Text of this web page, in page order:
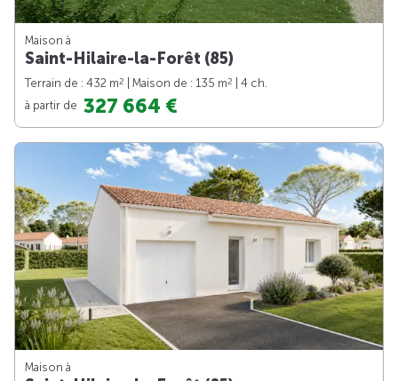
Maison à
Saint-Hilaire-la-Forêt (85)
Terrain de : 432 m2 | Maison de : 135 m2
| 4 ch.
à partir de 327 664 €
Maison à